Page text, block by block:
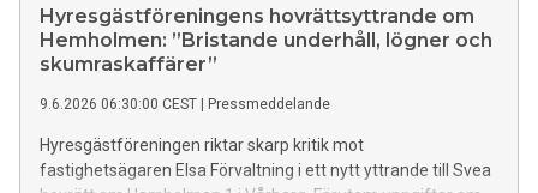
Hyresgästföreningens hovrättsyttrande om
Hemholmen: ”Bristande underhåll, lögner och
skumraskaffärer”
9.6.2026 06:30:00 CEST | Pressmeddelande
Hyresgästföreningen riktar skarp kritik mot
fastighetsägaren Elsa Förvaltning i ett nytt yttrande till Svea